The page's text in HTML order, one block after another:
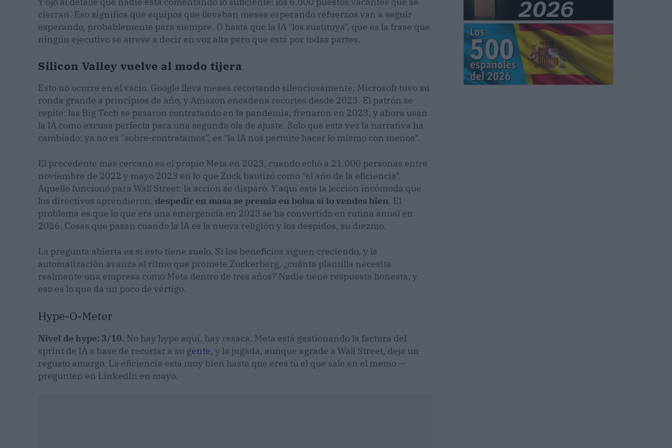
cierran. Eso significa que equipos que llevaban meses esperando refuerzos van a seguir
esperando, probablemente para siempre. O hasta que la IA "los sustituya", que es la frase que
ningún ejecutivo se atreve a decir en voz alta pero que está por todas partes.
Silicon Valley vuelve al modo tijera
Esto no ocurre en el vacío. Google lleva meses recortando silenciosamente, Microsoft tuvo su
ronda grande a principios de año, y Amazon encadena recortes desde 2023. El patrón se
repite: las Big Tech se pasaron contratando en la pandemia, frenaron en 2023, y ahora usan
la IA como excusa perfecta para una segunda ola de ajuste. Solo que esta vez la narrativa ha
cambiado: ya no es "sobre-contratamos", es "la IA nos permite hacer lo mismo con menos".
El precedente más cercano es el propio Meta en 2023, cuando echó a 21.000 personas entre
noviembre de 2022 y mayo 2023 en lo que Zuck bautizó como "el año de la eficiencia".
Aquello funcionó para Wall Street: la acción se disparó. Y aquí está la lección incómoda que
los directivos aprendieron: despedir en masa se premia en bolsa si lo vendes bien. El
problema es que lo que era una emergencia en 2023 se ha convertido en rutina anual en
2026. Cosas que pasan cuando la IA es la nueva religión y los despidos, su diezmo.
La pregunta abierta es si esto tiene suelo. Si los beneficios siguen creciendo, y la
automatización avanza al ritmo que promete Zuckerberg, ¿cuánta plantilla necesita
realmente una empresa como Meta dentro de tres años? Nadie tiene respuesta honesta, y
eso es lo que da un poco de vértigo.
Hype-O-Meter
Nivel de hype: 3/10. No hay hype aquí, hay resaca. Meta está gestionando la factura del
sprint de IA a base de recortar a su gente, y la jugada, aunque agrade a Wall Street, deja un
regusto amargo. La eficiencia está muy bien hasta que eres tú el que sale en el memo —
pregunten en LinkedIn en mayo.